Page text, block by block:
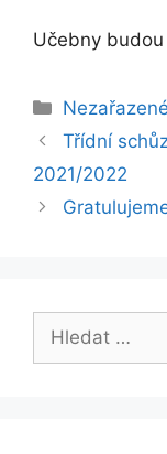
Učebny
Rubriky
Nezařazené
Třídní
2021/2022
Hledat: